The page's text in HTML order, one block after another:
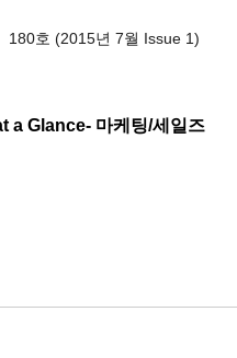
180호 (2015년 7월 Issue 1)
a Glance- 마케팅/세일즈